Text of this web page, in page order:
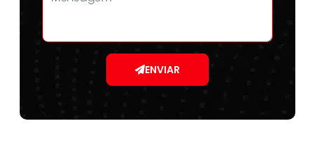
ENVIAR